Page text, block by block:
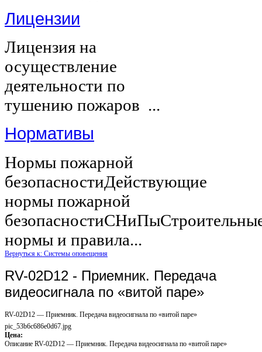
Лицензии
Лицензия на
осуществление
деятельности по
тушению пожаров ...
Нормативы
Нормы пожарной
безопасностиДействующие
нормы пожарной
нормы и правила...
Вернуться к: Системы оповещения
RV-02D12 - Приемник. Передача
видеосигнала по «витой паре»
RV-02D12 — Приемник. Передача видеосигнала по «витой паре»
pic_53b6c686e0d67.jpg
Цена:
Описание RV-02D12 — Приемник. Передача видеосигнала по «витой паре»